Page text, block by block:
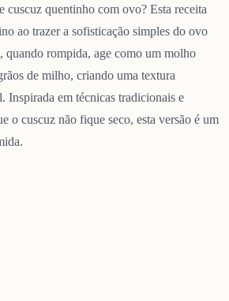
cuscuz quentinho com ovo? Esta receita
ao trazer a sofisticação simples do ovo
quando rompida, age como um molho
de milho, criando uma textura
Inspirada em técnicas tradicionais e
o cuscuz não fique seco, esta versão é um